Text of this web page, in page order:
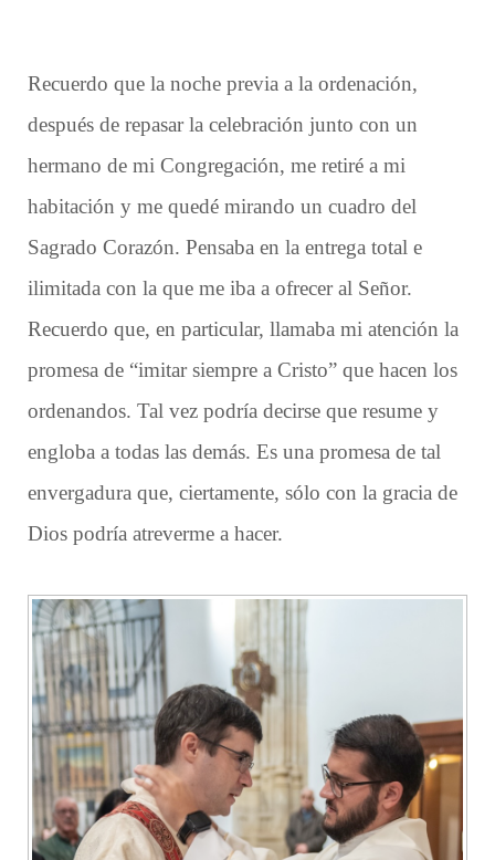
Recuerdo que la noche previa a la ordenación,
después de repasar la celebración junto con un
hermano de mi Congregación, me retiré a mi
habitación y me quedé mirando un cuadro del
Sagrado Corazón. Pensaba en la entrega total e
ilimitada con la que me iba a ofrecer al Señor.
Recuerdo que, en particular, llamaba mi atención la
promesa de “imitar siempre a Cristo” que hacen los
ordenandos. Tal vez podría decirse que resume y
engloba a todas las demás. Es una promesa de tal
envergadura que, ciertamente, sólo con la gracia de
Dios podría atreverme a hacer.